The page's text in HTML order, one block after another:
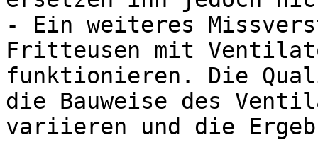
- Ein weiteres
Fritteusen mit
funktionieren. Die
die Bauweise des
variieren und die